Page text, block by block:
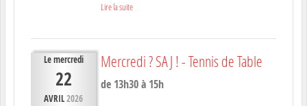
Lire la suite
Lemercredi
22
AVRIL2026
Mercredi ? SAJ ! - Tennis de Table
de 13h30 à 15h